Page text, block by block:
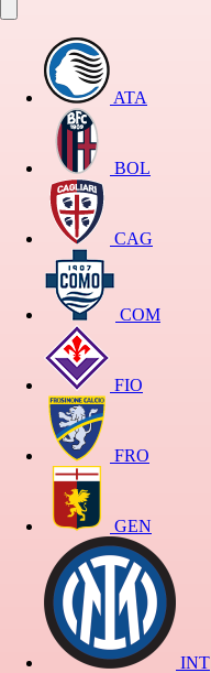
ATA
BOL
CAG
COM
FIO
FRO
GEN
INT